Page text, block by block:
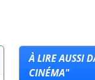
À LIRE AUSSI
CINÉMA"